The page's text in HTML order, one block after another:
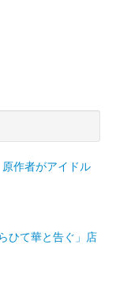
作者がアイドル
ひて華と告ぐ」店